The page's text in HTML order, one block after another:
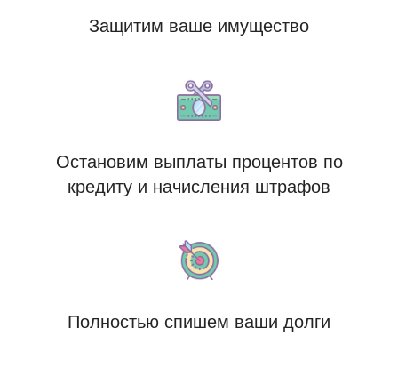
Защитим ваше имущество
Остановим выплаты процентов по
кредиту и начисления штрафов
Полностью спишем ваши долги